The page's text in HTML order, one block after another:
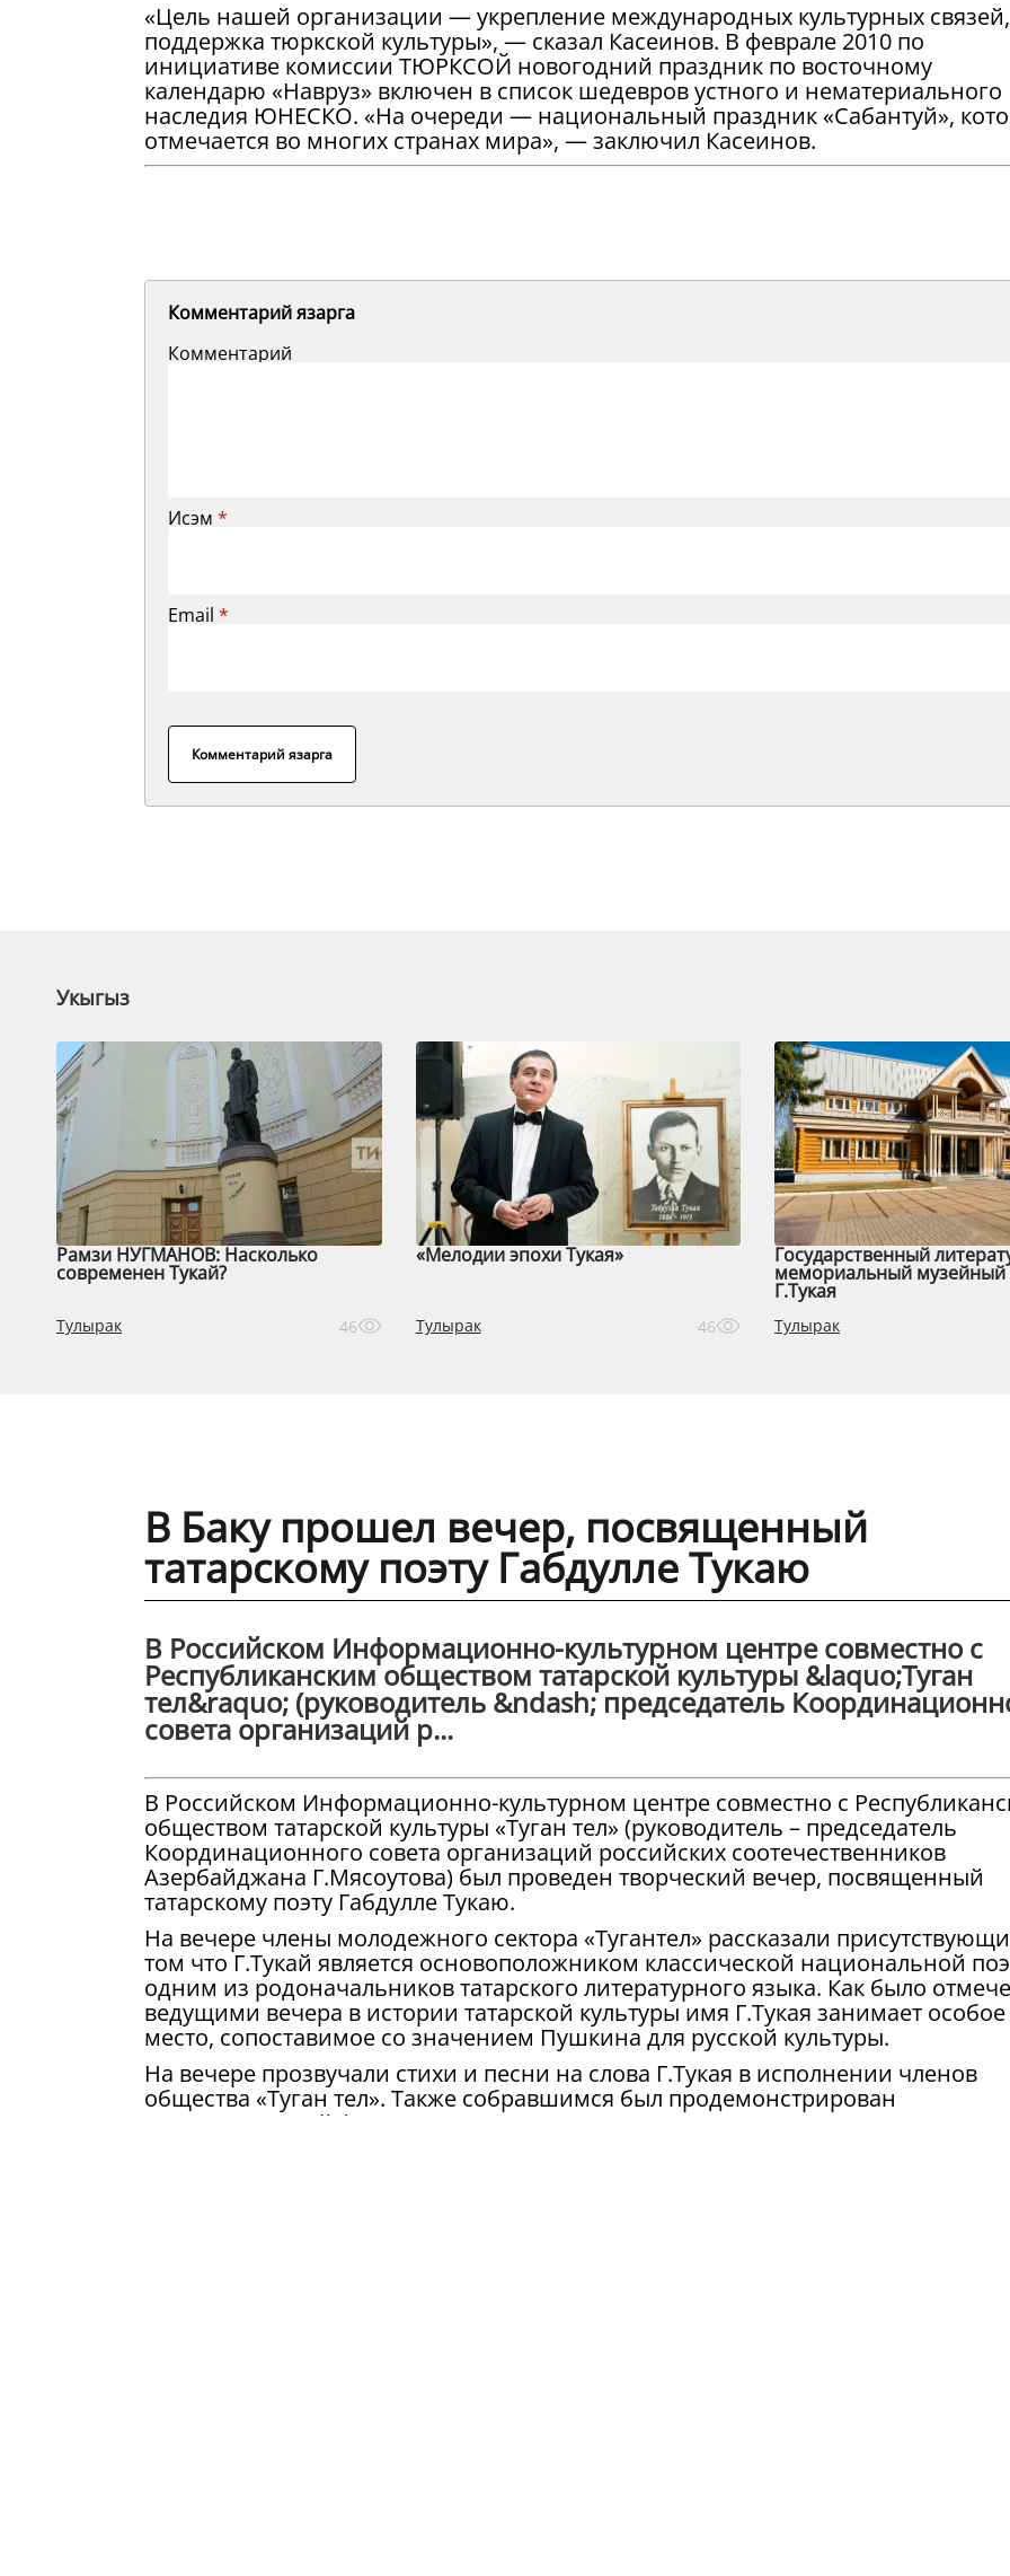
«Цель нашей организации — укрепление международных культурных связей,
поддержка тюркской культуры», — сказал Касеинов. В феврале 2010 по
инициативе комиссии ТЮРКСОЙ новогодний праздник по восточному
календарю «Навруз» включен в список шедевров устного и нематериального
наследия ЮНЕСКО. «На очереди — национальный праздник «Сабантуй»,
отмечается во многих странах мира», — заключил Касеинов.
Комментарий язарга
Комментарий
Исэм *
Email *
Комментарий язарга
Укыгыз
Рамзи НУГМАНОВ: Насколько
современен Тукай?
Тулырак 46
«Мелодии эпохи Тукая»
Тулырак 46
Государственный
мемориальный музейный
Г.Тукая
Тулырак
В Баку прошел вечер, посвященный
татарскому поэту Габдулле Тукаю
В Российском Информационно-культурном центре совместно с
Республиканским обществом татарской культуры &laquo;Туган
тел&raquo; (руководитель &ndash; председатель
совета организаций р...
В Российском Информационно-культурном центре совместно с
обществом татарской культуры «Туган тел» (руководитель – председатель
Координационного совета организаций российских соотечественников
Азербайджана Г.Мясоутова) был проведен творческий вечер, посвященный
татарскому поэту Габдулле Тукаю.
На вечере члены молодежного сектора «Тугантел» рассказали
том что Г.Тукай является основоположником классической национальной
одним из родоначальников татарского литературного языка. Как было
ведущими вечера в истории татарской культуры имя Г.Тукая занимает особое
место, сопоставимое со значением Пушкина для русской культуры.
На вечере прозвучали стихи и песни на слова Г.Тукая в исполнении членов
общества «Туган тел». Также собравшимся был продемонстрирован
документальный фильм о жизни и творчестве поэта.